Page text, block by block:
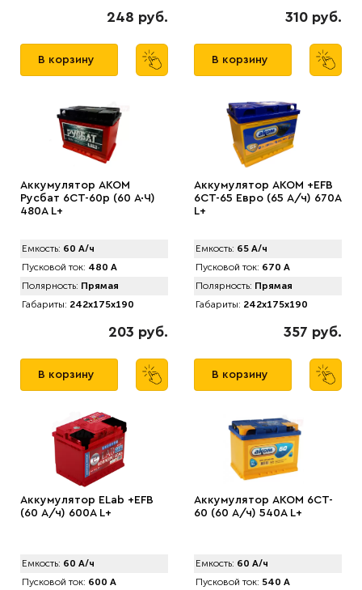
248 руб.
В корзину
310 руб.
В корзину
Аккумулятор AКОМ
Русбат 6СТ-60р (60 А·Ч)
480A L+
Емкость: 60 А/ч
Пусковой ток: 480 А
Полярность: Прямая
Габариты: 242x175x190
203 руб.
В корзину
Аккумулятор AKOM +EFB
6CT-65 Евро (65 А/ч) 670А
L+
Емкость: 65 А/ч
Пусковой ток: 670 А
Полярность: Прямая
Габариты: 242x175x190
357 руб.
В корзину
Аккумулятор ELab +EFB
(60 А/ч) 600A L+
Емкость: 60 А/ч
Пусковой ток: 600 А
Аккумулятор AKOM 6CT-
60 (60 А/ч) 540А L+
Емкость: 60 А/ч
Пусковой ток: 540 А